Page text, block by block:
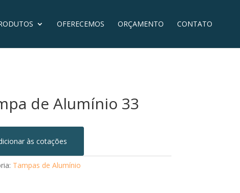
OFERECEMOS ORÇAMENTO CONTATO
de Alumínio 33
às cotações
Tampas de Alumínio